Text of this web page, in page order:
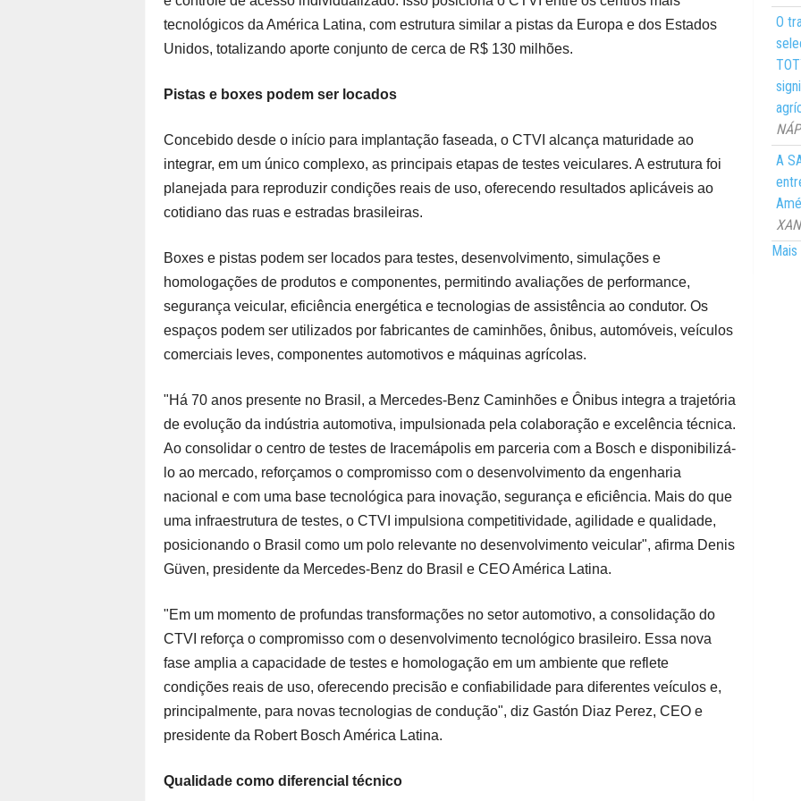
tecnológicos da América Latina, com estrutura similar a pistas da Europa e dos Estados
Unidos, totalizando aporte conjunto de cerca de R$ 130 milhões.
Pistas e boxes podem ser locados
Concebido desde o início para implantação faseada, o CTVI alcança maturidade ao
integrar, em um único complexo, as principais etapas de testes veiculares. A estrutura foi
planejada para reproduzir condições reais de uso, oferecendo resultados aplicáveis ao
cotidiano das ruas e estradas brasileiras.
Boxes e pistas podem ser locados para testes, desenvolvimento, simulações e
homologações de produtos e componentes, permitindo avaliações de performance,
segurança veicular, eficiência energética e tecnologias de assistência ao condutor. Os
espaços podem ser utilizados por fabricantes de caminhões, ônibus, automóveis, veículos
comerciais leves, componentes automotivos e máquinas agrícolas.
"Há 70 anos presente no Brasil, a Mercedes-Benz Caminhões e Ônibus integra a trajetória
de evolução da indústria automotiva, impulsionada pela colaboração e excelência técnica.
Ao consolidar o centro de testes de Iracemápolis em parceria com a Bosch e disponibilizá-
lo ao mercado, reforçamos o compromisso com o desenvolvimento da engenharia
nacional e com uma base tecnológica para inovação, segurança e eficiência. Mais do que
uma infraestrutura de testes, o CTVI impulsiona competitividade, agilidade e qualidade,
posicionando o Brasil como um polo relevante no desenvolvimento veicular", afirma Denis
Güven, presidente da Mercedes-Benz do Brasil e CEO América Latina.
"Em um momento de profundas transformações no setor automotivo, a consolidação do
CTVI reforça o compromisso com o desenvolvimento tecnológico brasileiro. Essa nova
fase amplia a capacidade de testes e homologação em um ambiente que reflete
condições reais de uso, oferecendo precisão e confiabilidade para diferentes veículos e,
principalmente, para novas tecnologias de condução", diz Gastón Diaz Perez, CEO e
presidente da Robert Bosch América Latina.
Qualidade como diferencial técnico
O
A